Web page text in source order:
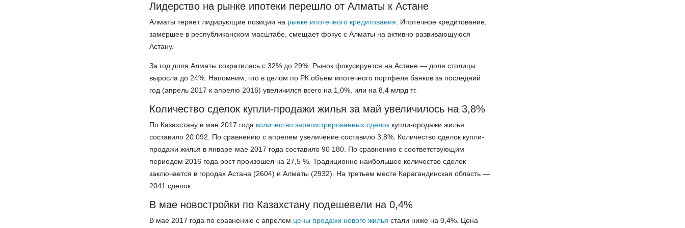
Лидерство на рынке ипотеки перешло от Алматы к Астане
Алматы теряет лидирующие позиции на рынке ипотечного кредитования . Ипотечное кредитование,
замершее в республиканском масштабе, смещает фокус с Алматы на активно развивающуюся
Астану.
За год доля Алматы сократилась с 32% до 29%. Рынок фокусируется на Астане — доля столицы
выросла до 24%. Напомним, что в целом по РК объем ипотечного портфеля банков за последний
год (апрель 2017 к апрелю 2016) увеличился всего на 1,0%, или на 8,4 млрд тг.
Количество сделок купли-продажи жилья за май увеличилось на 3,8%
По Казахстану в мае 2017 года количество зарегистрированных сделок купли-продажи жилья
составило 20 092. По сравнению с апрелем увеличение составило 3,8%. Количество сделок купли-
продажи жилья в январе-мае 2017 года составило 90 180. По сравнению c соответствующим
периодом 2016 года рост произошел на 27,5 %. Традиционно наибольшее количество сделок
заключается в городах Астана (2604) и Алматы (2932). На третьем месте Карагандинская область —
2041 сделок.
В мае новостройки по Казахстану подешевели на 0,4%
В мае 2017 года по сравнению с апрелем цены продажи нового жилья стали ниже на 0,4%. Цена